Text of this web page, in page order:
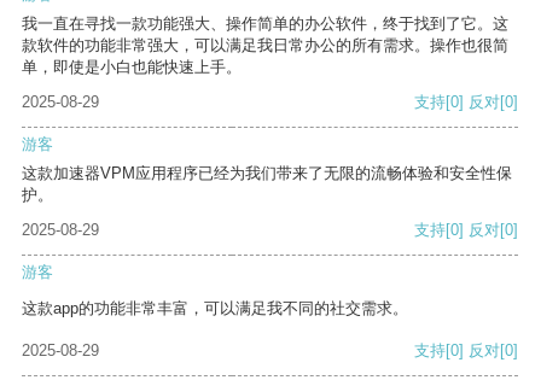
我一直在寻找一款功能强大、操作简单的办公软件，终于找到了它。这
款软件的功能非常强大，可以满足我日常办公的所有需求。操作也很简
单，即使是小白也能快速上手。
2025-08-29
支持[0] 反对[0]
游客
这款加速器VPM应用程序已经为我们带来了无限的流畅体验和安全性保
护。
2025-08-29
支持[0] 反对[0]
游客
这款app的功能非常丰富，可以满足我不同的社交需求。
2025-08-29 支持[0] 反对[0]